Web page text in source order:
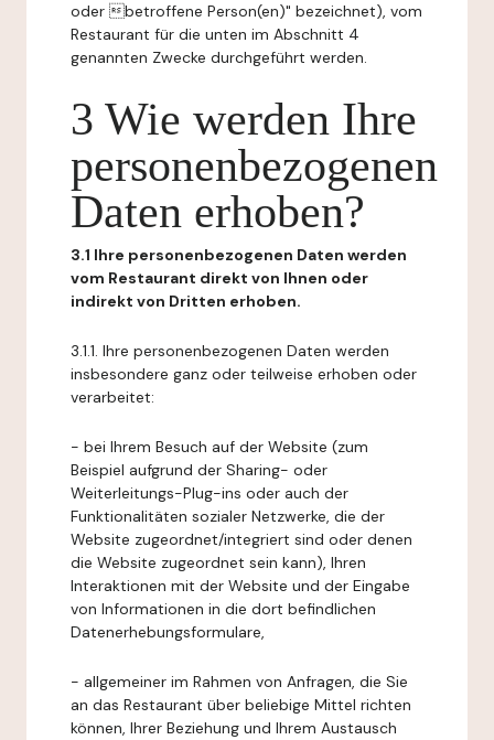
oder betroffene Person(en)" bezeichnet), vom
Restaurant für die unten im Abschnitt 4
genannten Zwecke durchgeführt werden.
3 Wie werden Ihre
personenbezogenen
Daten erhoben?
3.1 Ihre personenbezogenen Daten werden
vom Restaurant direkt von Ihnen oder
indirekt von Dritten erhoben.
3.1.1. Ihre personenbezogenen Daten werden
insbesondere ganz oder teilweise erhoben oder
verarbeitet:
- bei Ihrem Besuch auf der Website (zum
Beispiel aufgrund der Sharing- oder
Weiterleitungs-Plug-ins oder auch der
Funktionalitäten sozialer Netzwerke, die der
Website zugeordnet/integriert sind oder denen
die Website zugeordnet sein kann), Ihren
Interaktionen mit der Website und der Eingabe
von Informationen in die dort befindlichen
Datenerhebungsformulare,
- allgemeiner im Rahmen von Anfragen, die Sie
an das Restaurant über beliebige Mittel richten
können, Ihrer Beziehung und Ihrem Austausch